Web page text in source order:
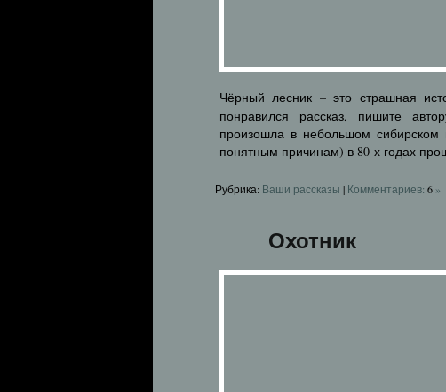
Чёрный лесник – это страшная
понравился рассказ, пишите
произошла в небольшом сибирском
понятным причинам) в 80-х годах
Рубрика: Ваши рассказы | Комментариев: 6 »
Охотник